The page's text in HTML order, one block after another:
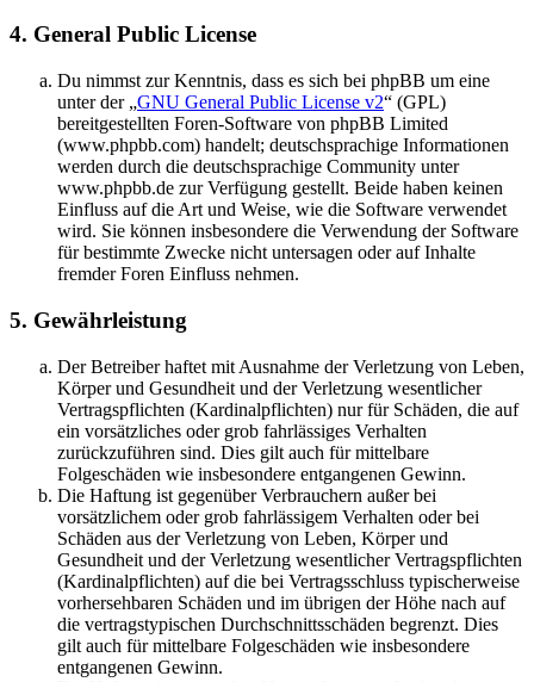
4. General Public License
Du nimmst zur Kenntnis, dass es sich bei phpBB um eine
unter der „GNU General Public License v2“ (GPL)
bereitgestellten Foren-Software von phpBB Limited
(www.phpbb.com) handelt; deutschsprachige Informationen
werden durch die deutschsprachige Community unter
www.phpbb.de zur Verfügung gestellt. Beide haben keinen
Einfluss auf die Art und Weise, wie die Software verwendet
wird. Sie können insbesondere die Verwendung der Software
für bestimmte Zwecke nicht untersagen oder auf Inhalte
fremder Foren Einfluss nehmen.
5. Gewährleistung
Der Betreiber haftet mit Ausnahme der Verletzung von Leben,
Körper und Gesundheit und der Verletzung wesentlicher
Vertragspflichten (Kardinalpflichten) nur für Schäden, die auf
ein vorsätzliches oder grob fahrlässiges Verhalten
zurückzuführen sind. Dies gilt auch für mittelbare
Folgeschäden wie insbesondere entgangenen Gewinn.
Die Haftung ist gegenüber Verbrauchern außer bei
vorsätzlichem oder grob fahrlässigem Verhalten oder bei
Schäden aus der Verletzung von Leben, Körper und
Gesundheit und der Verletzung wesentlicher Vertragspflichten
(Kardinalpflichten) auf die bei Vertragsschluss typischerweise
vorhersehbaren Schäden und im übrigen der Höhe nach auf
die vertragstypischen Durchschnittsschäden begrenzt. Dies
gilt auch für mittelbare Folgeschäden wie insbesondere
entgangenen Gewinn.